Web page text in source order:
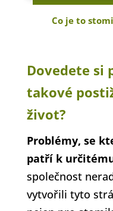
Co je to
Dovedete si
takové
život?
Problémy, se
patří k
společnost
vytvořili tyto